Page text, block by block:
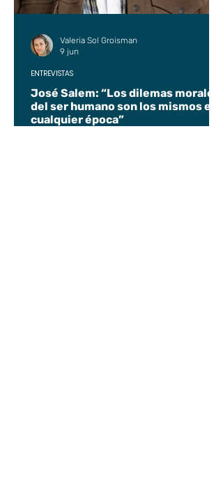
José Salem: “Los dilemas morales
del ser humano son los mismos en
cualquier época”
ENTREVISTAS
Valeria Sol Groisman
9 jun